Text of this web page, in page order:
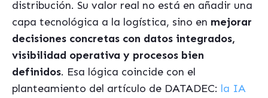
distribución. Su valor real no está en añadir una
capa tecnológica a la logística, sino en mejorar
decisiones concretas con datos integrados,
visibilidad operativa y procesos bien
definidos. Esa lógica coincide con el
planteamiento del artículo de DATADEC: la IA